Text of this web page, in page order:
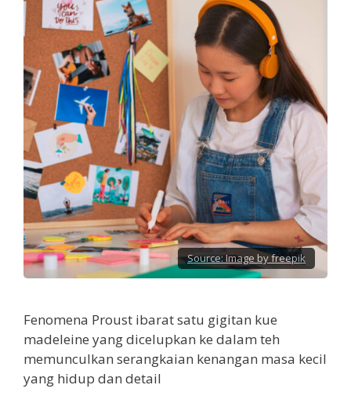
Source:Image by freepik
Fenomena Proust ibarat satu gigitan kue
madeleine yang dicelupkan ke dalam teh
memunculkan serangkaian kenangan masa kecil
yang hidup dan detail